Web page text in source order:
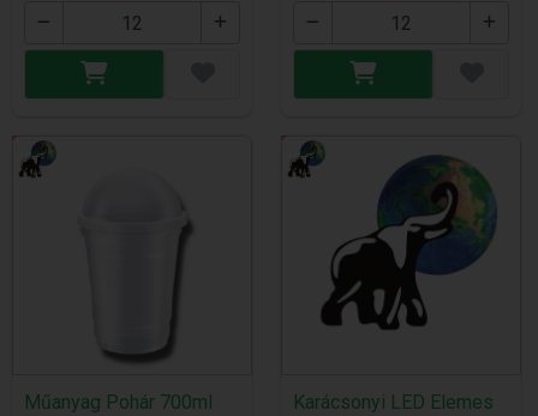
Műanyag Pohár 700ml
Karácsonyi LED Elemes